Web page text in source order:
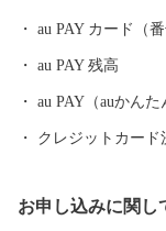
た・・・みんな大好
しくお願いいたしま
au PAY カード（
au PAY 残高
au PAY（auかん
クレジットカード
お申し込みに関し